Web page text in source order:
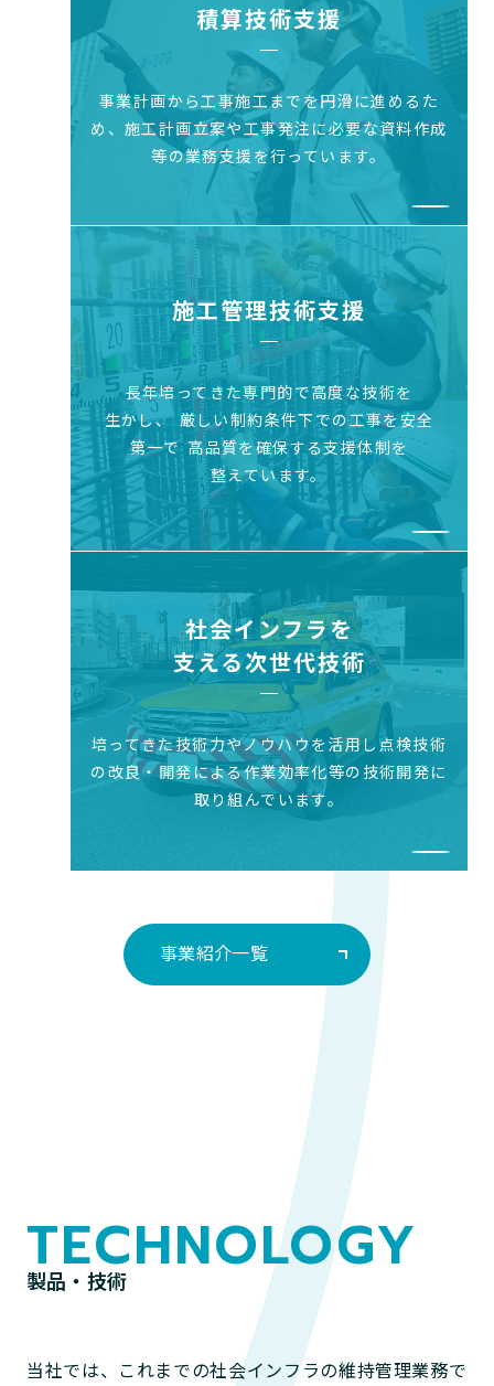
事業紹介一覧
積算技術支援
事業計画から工事施工までを円滑に進めるた
め、施工計画立案や工事発注に必要な資料作成
等の業務支援を行っています。
施工管理技術支援
長年培ってきた専門的で高度な技術を
生かし、厳しい制約条件下での工事を安全
第一で高品質を確保する支援体制を
整えています。
社会インフラを
支える次世代技術
培ってきた技術力やノウハウを活用し点検技術
の改良・開発による作業効率化等の技術開発に
取り組んでいます。
TECHNOLOGY
製品・技術
当社では、これまでの社会インフラの維持管理業務で